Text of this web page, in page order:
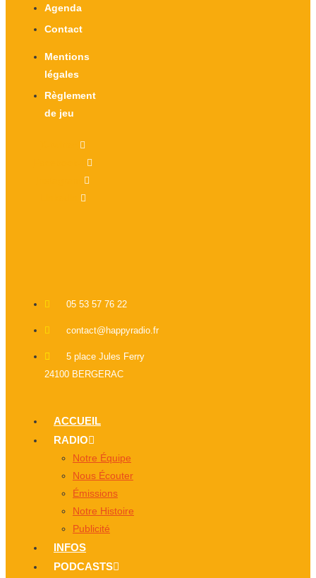
Agenda
Contact
Mentions
légales
Règlement
de jeu
05 53 57 76 22
contact@happyradio.fr
5 place Jules Ferry
24100 BERGERAC
ACCUEIL
RADIO
Notre Équipe
Nous Écouter
Émissions
Notre Histoire
Publicité
INFOS
PODCASTS